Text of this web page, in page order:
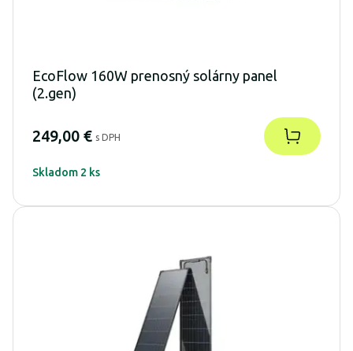
EcoFlow 160W prenosný solárny panel
(2.gen)
249,00 € s DPH
Skladom 2 ks